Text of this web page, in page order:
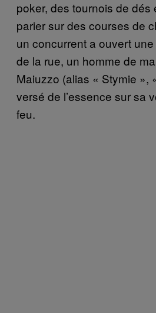
poker, des tournois de dés
parier sur des courses de
un concurrent a ouvert
de la rue, un homme de
Maiuzzo (alias « Stymie »,
versé de l’essence sur sa
feu.